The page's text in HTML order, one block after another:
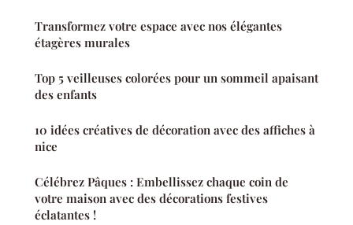
Transformez votre espace avec nos élégantes
étagères murales
Top 5 veilleuses colorées pour un sommeil apaisant
des enfants
10 idées créatives de décoration avec des affiches à
nice
Célébrez Pâques : Embellissez chaque coin de
votre maison avec des décorations festives
éclatantes !